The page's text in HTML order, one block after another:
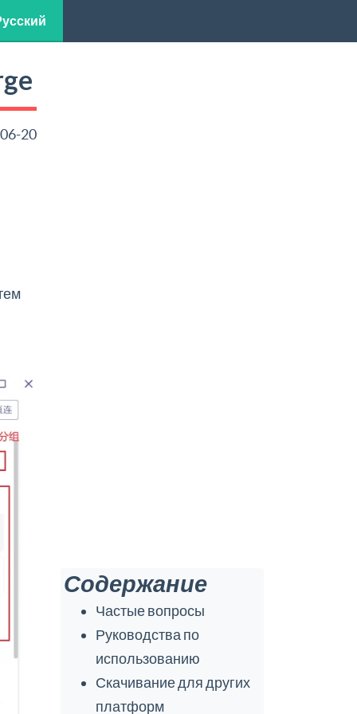
20
Содержание
Частые вопросы
Руководства по
использованию
Скачивание для других
платформ